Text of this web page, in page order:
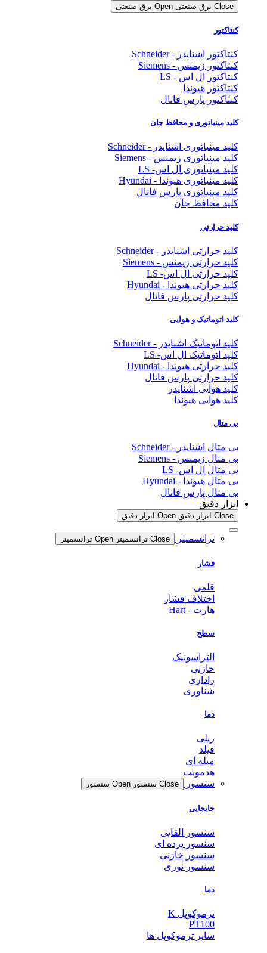
Close برق صنعتی Open برق صنعتی
کنتاکتور
کنتاکتور اشنایدر - Schneider
کنتاکتور زیمنس - Siemens
کنتاکتور ال اس - LS
کنتاکتور هیوندا
کنتاکتور پارس فانال
کلید مینیاتوری و محافظ جان
کلید مینیاتوری اشنایدر - Schneider
کلید مینیاتوری زیمنس - Siemens
کلید مینیاتوری ال اس- LS
کلید مینیاتوری هیوندا - Hyundai
کلید مینیاتوری پارس فانال
کلید محافظ جان
کلید حرارتی
کلید حرارتی اشنایدر - Schneider
کلید حرارتی زیمنس - Siemens
کلید حرارتی ال اس- LS
کلید حرارتی هیوندا - Hyundai
کلید حرارتی پارس فانال
کلید اتوماتیک و هوایی
کلید اتوماتیک اشنایدر - Schneider
کلید اتوماتیک ال اس- LS
کلید حرارتی هیوندا - Hyundai
کلید حرارتی پارس فانال
کلید هوایی اشنایدر
کلید هوایی هیوندا
بی متال
بی متال اشنایدر - Schneider
بی متال زیمنس - Siemens
بی متال ال اس- LS
بی متال هیوندا - Hyundai
بی متال پارس فانال
ابزار دقیق
Close ابزار دقیق Open ابزار دقیق
ترانسمیتر Close ترانسمیتر Open ترانسمیتر
فشار
قلمی
اختلاف فشار
هارت - Hart
سطح
التراسونیک
خازنی
راداری
شناوری
دما
ریلی
فیلد
میله ای
هدمونت
سنسور
Close سنسور Open سنسور
جابجایی
سنسور القایی
سنسور پرده ای
سنسور خازنی
سنسور نوری
دما
ترموکوپل K
PT100
سایر ترموکوپل ها